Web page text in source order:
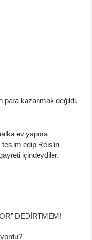
para kazanmakdeğildi.
ev yapma
teslim edip Reis’in
içindeydiler.
DEDİRTMEM!